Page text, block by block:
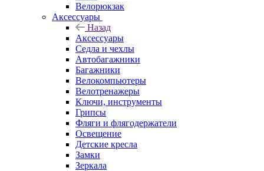
Велорюкзак
Аксессуары
Назад
Аксессуары
Седла и чехлы
Автобагажники
Багажники
Велокомпьютеры
Велотренажеры
Ключи, инструменты
Грипсы
Фляги и флягодержатели
Освещение
Детские кресла
Замки
Зеркала